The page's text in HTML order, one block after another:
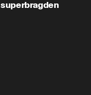
superbragden